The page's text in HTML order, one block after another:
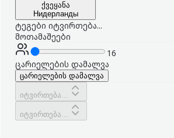
ქვეყანა
Нидерланды
ტეგები იტვირთება...
მოთამაშეები
16
ცარიელების დამალვა
ცარიელების დამალვა
იტვირთება...
იტვირთება...